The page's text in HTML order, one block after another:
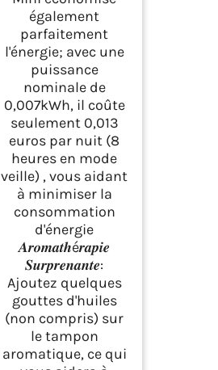
également
parfaitement
l'énergie; avec une
puissance
nominale de
0,007kWh, il coûte
seulement 0,013
euros par nuit (8
heures en mode
veille) , vous aidant
à minimiser la
consommation
d'énergie
𝑨𝒓𝒐𝒎𝒂𝒕𝒉é𝒓𝒂𝒑𝒊𝒆
𝑺𝒖𝒓𝒑𝒓𝒆𝒏𝒂𝒏𝒕𝒆:
Ajoutez quelques
gouttes d'huiles
(non compris) sur
le tampon
aromatique, ce qui